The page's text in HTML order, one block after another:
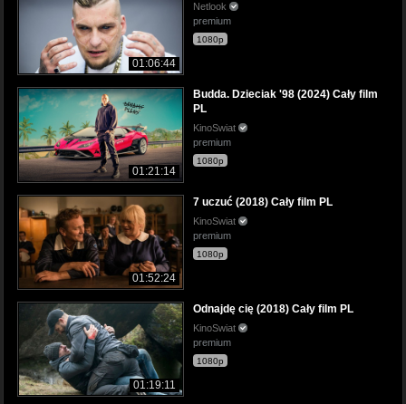
01:06:44
Netlook
premium
1080p
01:21:14
Budda. Dzieciak '98 (2024) Cały film
PL
KinoSwiat
premium
1080p
01:52:24
7 uczuć (2018) Cały film PL
KinoSwiat
premium
1080p
01:19:11
Odnajdę cię (2018) Cały film PL
KinoSwiat
premium
1080p